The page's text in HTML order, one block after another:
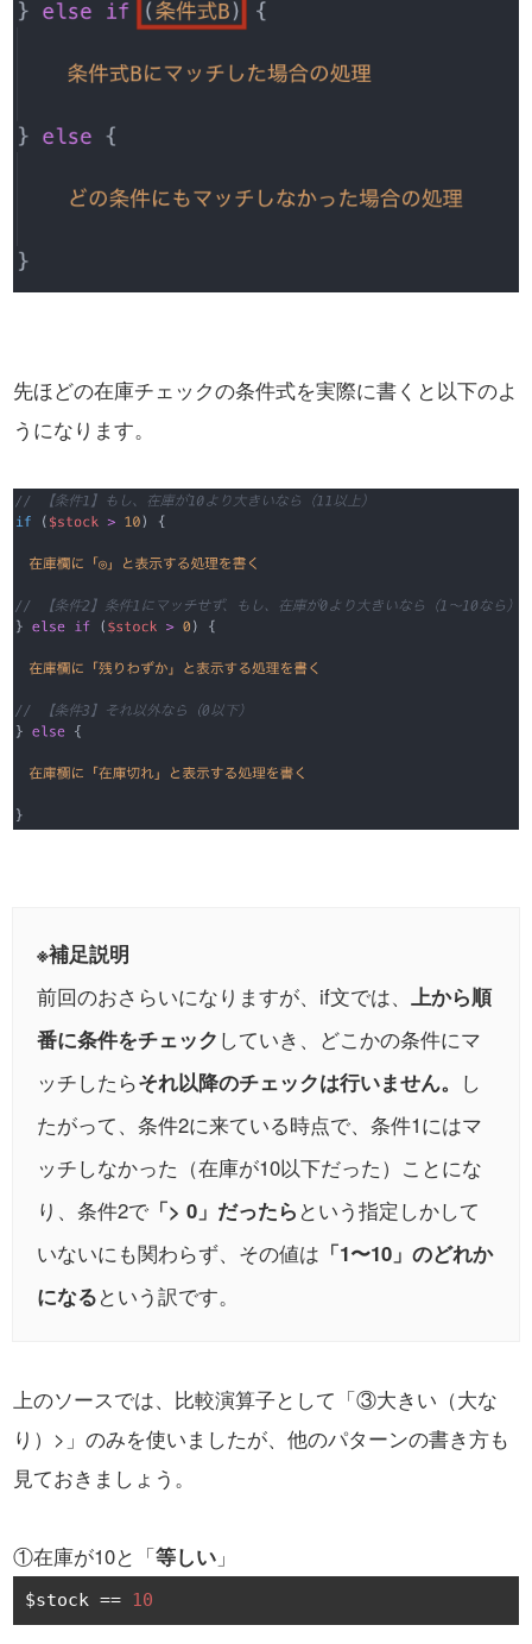
先ほどの在庫チェックの条件式を実際に書くと以下のよ
うになります。
※補足説明
前回のおさらいになりますが、if文では、
上から順
番に条件をチェック していき、どこかの条件にマ
ッチしたらそれ以降のチェックは行いません。 し
たがって、条件2に来ている時点で、条件1にはマ
ッチしなかった（在庫が10以下だった）ことにな
り、条件2で 「> 0」だったら という指定しかして
いないにも関わらず、その値は 「1〜10」のどれか
になるという訳です。
上のソースでは、比較演算子として「③大きい（大な
り）>」のみを使いましたが、他のパターンの書き方も
見ておきましょう。
①在庫が10と「等しい 」
$stock == 10